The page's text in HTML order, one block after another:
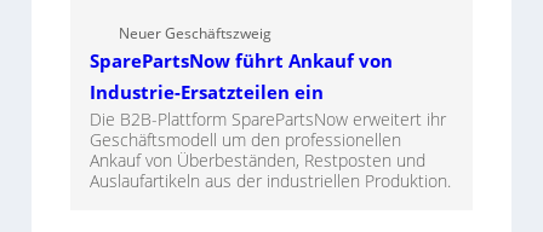
Neuer Geschäftszweig
SparePartsNow führt Ankauf von
Industrie-Ersatzteilen ein
Die B2B-Plattform SparePartsNow erweitert ihr
Geschäftsmodell um den professionellen
Ankauf von Überbeständen, Restposten und
Auslaufartikeln aus der industriellen Produktion.